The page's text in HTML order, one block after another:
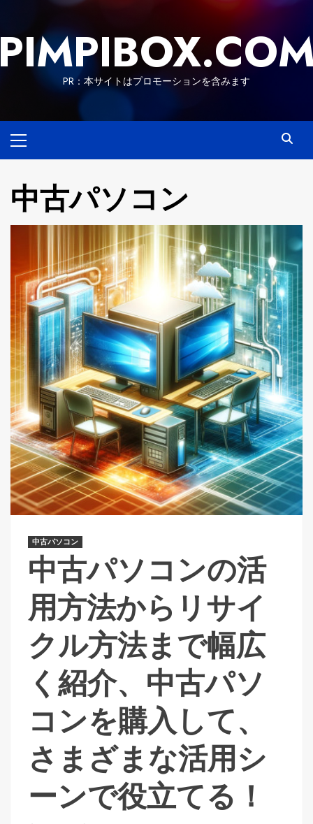
content
PR：本サイトはプロモーションを含みます
Menu
中古パソコン
中古パソコン
中古パソコンの活
用方法からリサイ
クル方法まで幅広
く紹介、中古パソ
コンを購入して、
さまざまな活用シ
ーンで役立てる！